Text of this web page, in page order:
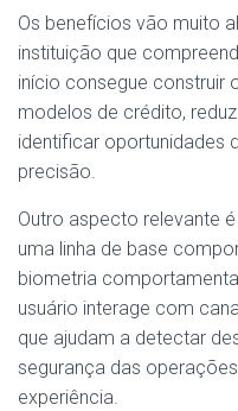
Os benefícios vão muito
instituição que
início consegue construir
modelos de crédito,
identificar oportunidades
precisão.
Outro aspecto relevante
uma linha de base
biometria
usuário interage com
que ajudam a detectar
segurança das
experiência.